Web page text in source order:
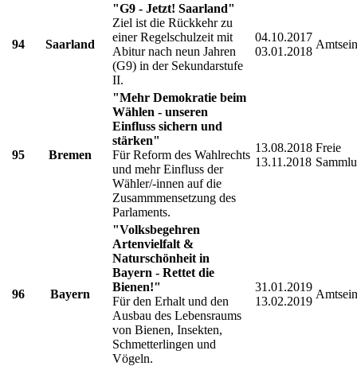
94 Saarland
"G9 - Jetzt! Saarland"
Ziel ist die Rückkehr zu
einer Regelschulzeit mit
Abitur nach neun Jahren
(G9) in der Sekundarstufe
II.
04.10.2017
03.01.2018
95 Bremen
"Mehr Demokratie beim
Wählen - unseren
Einfluss sichern und
stärken"
Für Reform des Wahlrechts
und mehr Einfluss der
Wähler/-innen auf die
Zusammmensetzung des
Parlaments.
13.08.2018
13.11.2018
Freie
96 Bayern
"Volksbegehren
Artenvielfalt &
Naturschönheit in
Bayern - Rettet die
Bienen!"
Für den Erhalt und den
Ausbau des Lebensraums
von Bienen, Insekten,
Schmetterlingen und
Vögeln.
31.01.2019
13.02.2019